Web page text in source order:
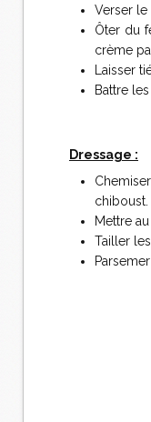
Verser le
Ôter du
crème
Laisser
Battre
Dressage :
chiboust.
Mettre
Tailler